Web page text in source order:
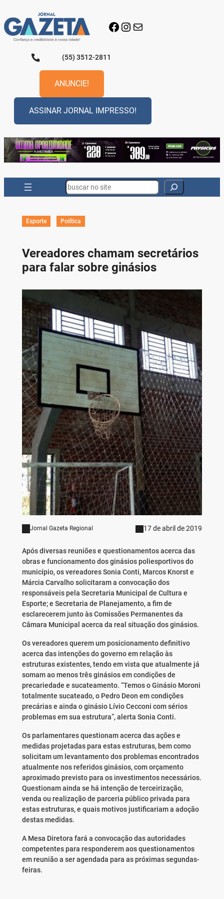
para
o
conteúdo
Facebook
Instagram
E-mail
(55) 3512-2811
ANUNCIE!
ASSINAR JORNAL IMPRESSO!
Search
Esporte Política
Vereadores chamam secretários
para falar sobre ginásios
Jornal Gazeta Regional 17 de abril de 2019
Após diversas reuniões e questionamentos acerca das
obras e funcionamento dos ginásios poliesportivos do
município, os vereadores Sonia Conti, Marcos Knorst e
Márcia Carvalho solicitaram a convocação dos
responsáveis pela Secretaria Municipal de Cultura e
Esporte; e Secretaria de Planejamento, a fim de
esclarecerem junto às Comissões Permanentes da
Câmara Municipal acerca da real situação dos ginásios.
Os vereadores querem um posicionamento definitivo
acerca das intenções do governo em relação às
estruturas existentes, tendo em vista que atualmente já
somam ao menos três ginásios em condições de
precariedade e sucateamento. “Temos o Ginásio Moroni
totalmente sucateado, o Pedro Deon em condições
precárias e ainda o ginásio Lívio Cecconi com sérios
problemas em sua estrutura”, alerta Sonia Conti.
Os parlamentares questionam acerca das ações e
medidas projetadas para estas estruturas, bem como
solicitam um levantamento dos problemas encontrados
atualmente nos referidos ginásios, com orçamento
aproximado previsto para os investimentos necessários.
Questionam ainda se há intenção de terceirização,
venda ou realização de parceria público privada para
estas estruturas, e quais motivos justificariam a adoção
destas medidas.
A Mesa Diretora fará a convocação das autoridades
competentes para responderem aos questionamentos
em reunião a ser agendada para as próximas segundas-
feiras.